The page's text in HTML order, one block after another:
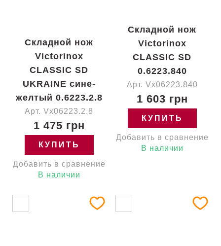
Складной нож
Victorinox
CLASSIC SD
UKRAINE сине-
желтый 0.6223.2.8
Арт. Vx06223.2.8
1 475 грн
КУПИТЬ
Добавить в сравнение
В наличии
Складной нож
Victorinox
CLASSIC SD
0.6223.840
Арт. Vx06223.840
1 603 грн
КУПИТЬ
Добавить в сравнение
В наличии